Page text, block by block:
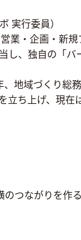
実行委員）
業・企画・新
、独自の「バ
地域づくり総
ち上げ、現在
つながりを作る